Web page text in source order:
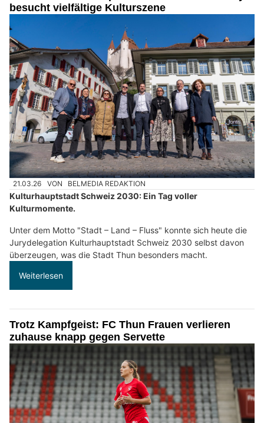
besucht vielfältige Kulturszene
21.03.26 VON BELMEDIA REDAKTION
Kulturhauptstadt Schweiz 2030: Ein Tag voller
Kulturmomente.
Unter dem Motto "Stadt – Land – Fluss" konnte sich heute die
Jurydelegation Kulturhauptstadt Schweiz 2030 selbst davon
überzeugen, was die Stadt Thun besonders macht.
Weiterlesen
Trotz Kampfgeist: FC Thun Frauen verlieren
zuhause knapp gegen Servette